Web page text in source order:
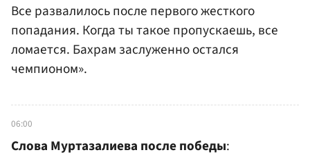
Все развалилось после первого жесткого
попадания. Когда ты такое пропускаешь, все
ломается. Бахрам заслуженно остался
чемпионом».
06:00
Слова Муртазалиева после победы: